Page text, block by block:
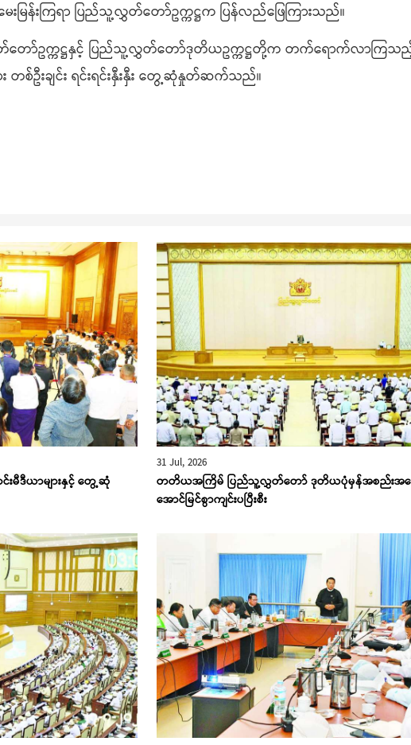
မြန်းကြရာ ပြည်သူ့လွှတ်တော်ဥက္ကဋ္ဌက ပြန်လည်ဖြေကြားသည်။
ဥက္ကဋ္ဌနှင့် ပြည်သူ့လွှတ်တော်ဒုတိယဥက္ကဋ္ဌတို့က တက်ရောက်လာကြသည့်
ား တစ်ဦးချင်း ရင်းရင်းနှီးနှီး တွေ့ဆုံနှုတ်ဆက်သည်။
းမီဒီယာများနှင့် တွေ့ဆုံ
31 Jul, 2026
တတိယအကြိမ် ပြည်သူ့လွှတ်တော် ဒုတိယပုံမှန်အစည်းအဝ
အောင်မြင်စွာကျင်းပပြီးစီး